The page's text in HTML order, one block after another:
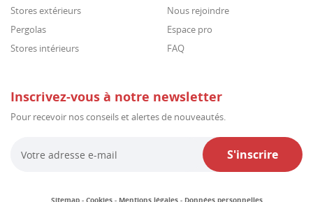
Stores extérieurs
Pergolas
Stores intérieurs
Nous rejoindre
Espace pro
FAQ
Inscrivez-vous à notre newsletter
Pour recevoir nos conseils et alertes de nouveautés.
S'inscrire
Sitemap Cookies Mentions légales Données personnelles